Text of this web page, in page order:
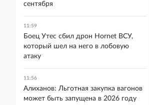
сентября
11:59
Боец Утес сбил дрон Hornet ВСУ,
который шел на него в лобовую
атаку
11:56
Алиханов: Льготная закупка вагонов
может быть запущена в 2026 году